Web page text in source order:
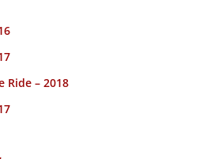
Ride – 2018